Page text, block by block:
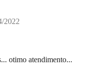
2022
otimo atendimento...